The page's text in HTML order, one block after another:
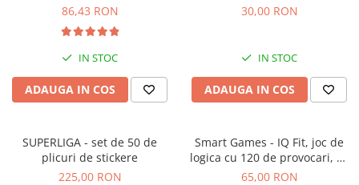
86,43 RON
IN STOC
ADAUGA IN COS
30,00 RON
IN STOC
ADAUGA IN COS
SUPERLIGA - set de 50 de
plicuri de stickere
225,00 RON
Smart Games - IQ Fit, joc de
logica cu 120 de provocari, 6+
ani
65,00 RON